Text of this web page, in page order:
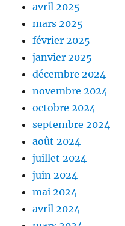
avril 2025
mars 2025
février 2025
janvier 2025
décembre 2024
novembre 2024
octobre 2024
septembre 2024
août 2024
juillet 2024
juin 2024
mai 2024
avril 2024